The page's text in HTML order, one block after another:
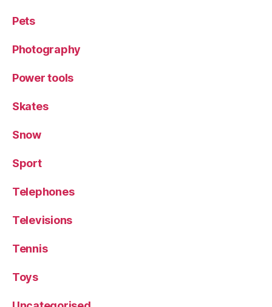
Pets
Photography
Power tools
Skates
Snow
Sport
Telephones
Televisions
Tennis
Toys